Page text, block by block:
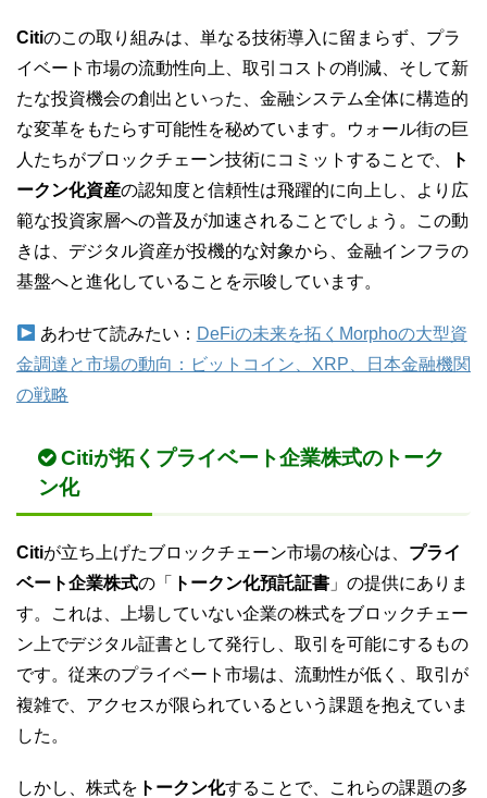
Citiのこの取り組みは、単なる技術導入に留まらず、プラ
イベート市場の流動性向上、取引コストの削減、そして新
たな投資機会の創出といった、金融システム全体に構造的
な変革をもたらす可能性を秘めています。ウォール街の巨
人たちがブロックチェーン技術にコミットすることで、
ト
ークン化資産の認知度と信頼性は飛躍的に向上し、より広
範な投資家層への普及が加速されることでしょう。この動
きは、デジタル資産が投機的な対象から、金融インフラの
基盤へと進化していることを示唆しています。
あわせて読みたい： DeFiの未来を拓くMorphoの大型資
金調達と市場の動向：ビットコイン、XRP、日本金融機関
の戦略
Citiが拓くプライベート企業株式のトーク
ン化
Citiが立ち上げたブロックチェーン市場の核心は、 プライ
ベート企業株式の「 トークン化預託証書 」の提供にありま
す。これは、上場していない企業の株式をブロックチェー
ン上でデジタル証書として発行し、取引を可能にするもの
です。従来のプライベート市場は、流動性が低く、取引が
複雑で、アクセスが限られているという課題を抱えていま
した。
しかし、株式を トークン化することで、これらの課題の多